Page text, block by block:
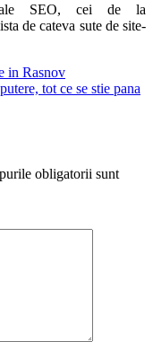
SEO, cei de la
de cateva sute de site-
in Rasnov
tot ce se stie pana
obligatorii sunt